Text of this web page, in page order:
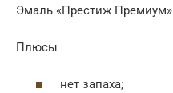
Эмаль «Престиж Премиум»
Плюсы
нет запаха;